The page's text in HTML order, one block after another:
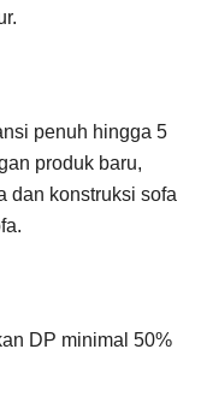
penuh hingga 5
produk baru,
dan konstruksi sofa
DP minimal 50%